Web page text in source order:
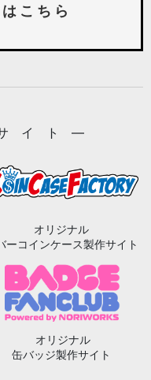
こ ち ら
イ ト ―
オリジナル
ーコインケース製作サイト
オリジナル
缶バッジ製作サイト